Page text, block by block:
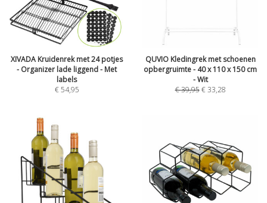
XIVADA Kruidenrek met 24 potjes
- Organizer lade liggend - Met
labels
€54,95
QUVIO Kledingrek met schoenen
opbergruimte - 40 x 110 x 150 cm
- Wit
€39,95 €33,28